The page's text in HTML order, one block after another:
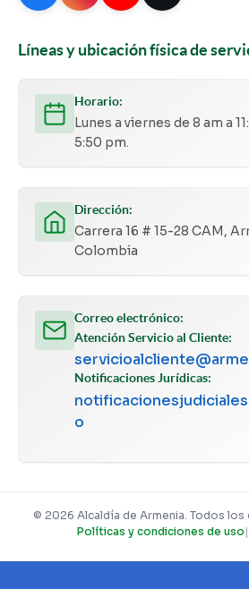
Líneas y ubicación física de
Horario:
Lunes a viernes de 8 am a
5:50 pm.
Dirección:
Carrera 16 # 15-28 CAM,
Colombia
Correo electrónico:
Atención Servicio al Cliente:
Notificaciones Jurídicas:
o
© 2026 Alcaldía de Armenia. Todos
Políticas y condiciones de uso |